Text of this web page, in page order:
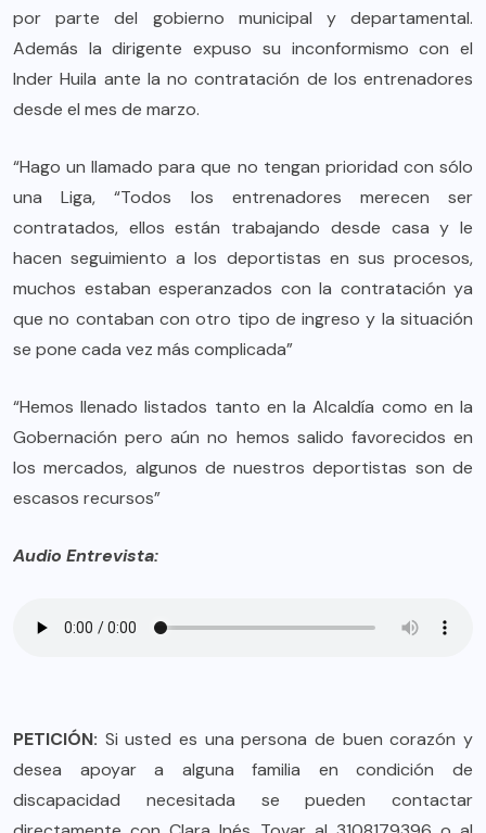
por parte del gobierno municipal y departamental.
Además la dirigente expuso su inconformismo con el
Inder Huila ante la no contratación de los entrenadores
desde el mes de marzo.
“Hago un llamado para que no tengan prioridad con sólo
una Liga, “Todos los entrenadores merecen ser
contratados, ellos están trabajando desde casa y le
hacen seguimiento a los deportistas en sus procesos,
muchos estaban esperanzados con la contratación ya
que no contaban con otro tipo de ingreso y la situación
se pone cada vez más complicada”
“Hemos llenado listados tanto en la Alcaldía como en la
Gobernación pero aún no hemos salido favorecidos en
los mercados, algunos de nuestros deportistas son de
escasos recursos”
Audio Entrevista:
PETICIÓN: Si usted es una persona de buen corazón y
desea apoyar a alguna familia en condición de
discapacidad necesitada se pueden contactar